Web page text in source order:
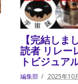
【完結し
読者 リレー
トビジュア
編集部 2025年10